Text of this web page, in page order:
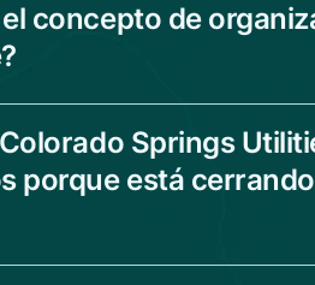
concepto de
Springs
porque está